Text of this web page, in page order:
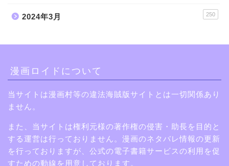
2024年3月 250
漫画ロイドについて
当サイトは漫画村等の違法海賊版サイトとは一切関係あり
ません。
また、当サイトは権利元様の著作権の侵害・助長を目的と
する運営は行っておりません。漫画のネタバレ情報の更新
を行っておりますが、公式の電子書籍サービスの利用を促
すための動線を用意しております。